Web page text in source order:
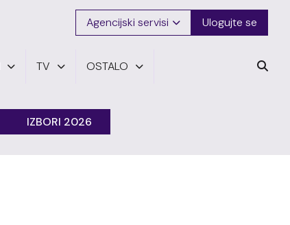
Agencijski servisi Ulogujte se
TV OSTALO
IZBORI 2026